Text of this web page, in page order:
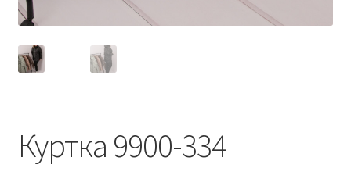
Куртка 9900-334